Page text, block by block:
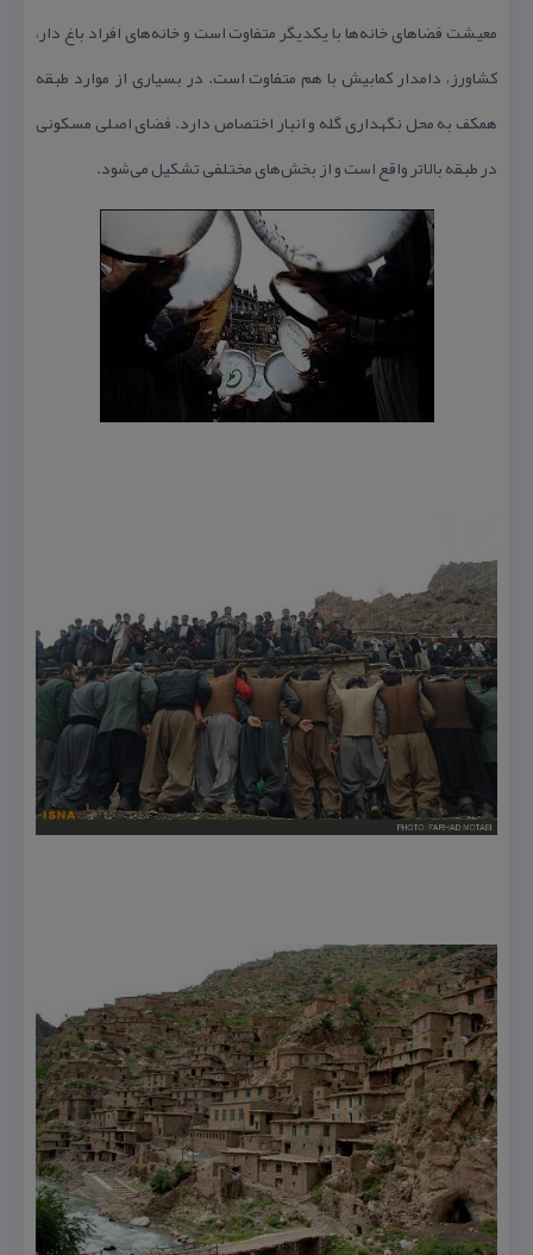
معیشت فضاهای خانه‌ها با یكدیگر متفاوت است و خانه‌های افراد باغ دار،
كشاورز، دامدار كمابیش با هم متفاوت است. در بسیاری از موارد طبقه
همكف به محل نگهداری گله و انبار اختصاص دارد. فضای اصلی مسكونی
در طبقه بالاتر واقع است و از بخش‌های مختلفی تشكیل می‌شود.